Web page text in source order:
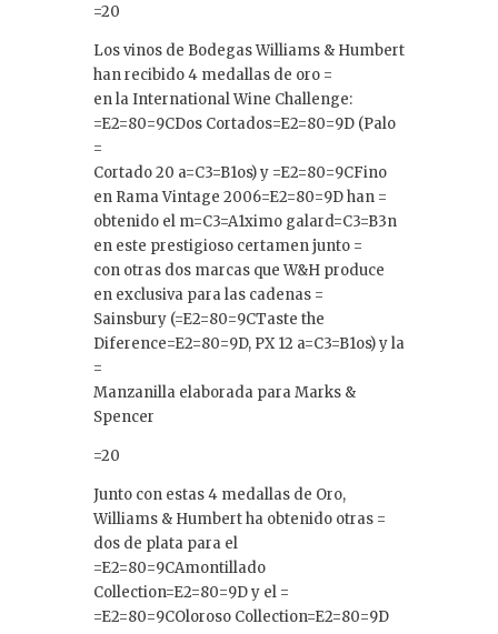
=20
Los vinos de Bodegas Williams & Humbert
han recibido 4 medallas de oro =
en la International Wine Challenge:
=E2=80=9CDos Cortados=E2=80=9D (Palo
=
Cortado 20 a=C3=B1os) y =E2=80=9CFino
en Rama Vintage 2006=E2=80=9D han =
obtenido el m=C3=A1ximo galard=C3=B3n
en este prestigioso certamen junto =
con otras dos marcas que W&H produce
en exclusiva para las cadenas =
Sainsbury (=E2=80=9CTaste the
Diference=E2=80=9D, PX 12 a=C3=B1os) y la
=
Manzanilla elaborada para Marks &
Spencer
=20
Junto con estas 4 medallas de Oro,
Williams & Humbert ha obtenido otras =
dos de plata para el
=E2=80=9CAmontillado
Collection=E2=80=9D y el =
=E2=80=9COloroso Collection=E2=80=9D